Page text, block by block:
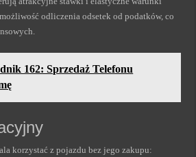
odliczenia odsetek od podatków, co
162: Sprzedaż Telefonu
korzystać z pojazdu bez jego zakupu: